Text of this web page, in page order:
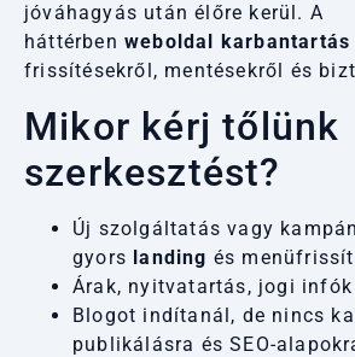
jóváhagyás után élőre kerül. A
háttérben weboldal karbantartás
frissítésekről, mentésekről és
Mikor kérj tőlünk
szerkesztést?
Új szolgáltatás vagy
gyors landing és
Árak, nyitvatartás, jogi
Blogot indítanál, de nincs
publikálásra és SEO-